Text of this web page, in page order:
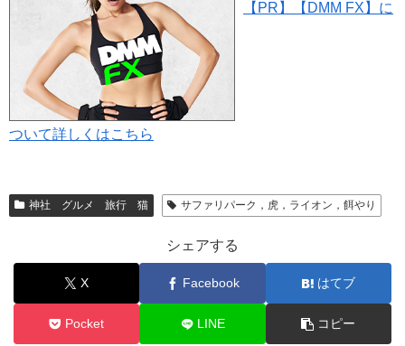
【PR】【DMM FX】に
ついて詳しくはこちら
神社 グルメ 旅行 猫 サファリパーク，虎，ライオン，餌やり
シェアする
X Facebook はてブ
Pocket LINE コピー